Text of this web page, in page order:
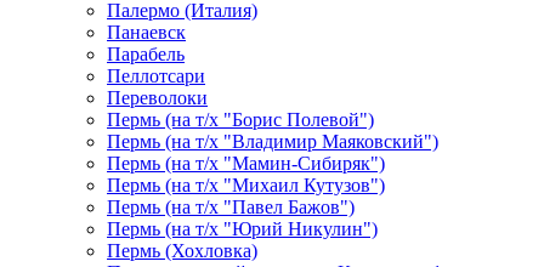
Палермо (Италия)
Панаевск
Парабель
Пеллотсари
Переволоки
Пермь (на т/х "Борис Полевой")
Пермь (на т/х "Владимир Маяковский")
Пермь (на т/х "Мамин-Сибиряк")
Пермь (на т/х "Михаил Кутузов")
Пермь (на т/х "Павел Бажов")
Пермь (на т/х "Юрий Никулин")
Пермь (Хохловка)